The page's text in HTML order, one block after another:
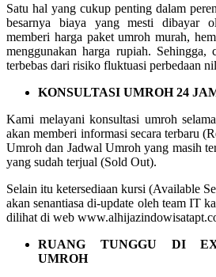
Satu hal yang cukup penting dalam
besarnya biaya yang mesti dibayar
memberi harga paket umroh murah,
menggunakan harga rupiah. Sehingga,
terbebas dari risiko fluktuasi perbedaan
KONSULTASI UMROH 24
Kami melayani konsultasi umroh
akan memberi informasi secara terbaru
Umroh dan Jadwal Umroh yang masih
yang sudah terjual (Sold Out).
Selain itu ketersediaan kursi (Available
akan senantiasa di-update oleh team IT
dilihat di web
RUANG TUNGGU DI
UMROH